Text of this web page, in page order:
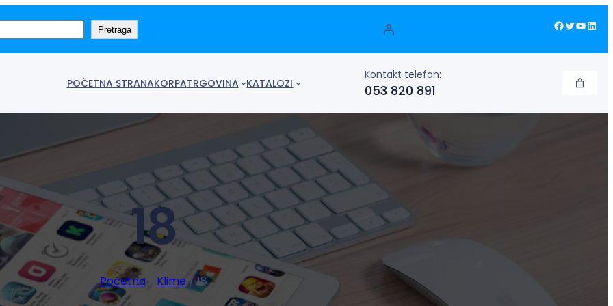
Pretraga Facebook Twitter YouTube LinkedIn
POČETNA STRANAKORPATRGOVINA KATALOZI
Kontakt telefon:
053 820 891
18
Početna/ Klime/ 18